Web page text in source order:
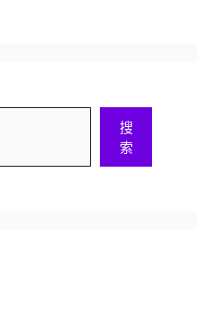
搜
索